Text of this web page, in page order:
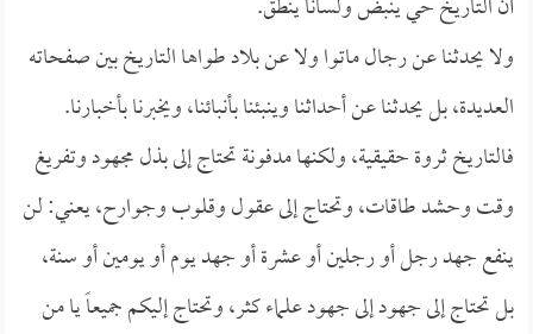
ولا يحدثنا عن رجال ماتوا ولا عن بلاد طواها التاريخ بين صفحاته
العديدة، بل يحدثنا عن أحداثنا وينبئنا بأنبائنا، ويخبرنا بأخبارنا.
فالتاريخ ثروة حقيقية، ولكنها مدفونة تحتاج إلى بذل مجهود وتفريغ
وقت وحشد طاقات، وتحتاج إلى عقول وقلوب وجوارح، يعني: لن
ينفع جهد رجل أو رجلين أو عشرة أو جهد يوم أو يومين أو سنة،
بل تحتاج إلى جهود إلى جهود علماء كثر، وتحتاج إليكم جميعاً يا من